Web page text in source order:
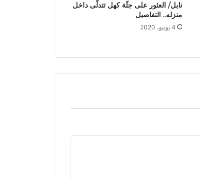
نابل/ العثور على جثّة كهل تتدلّى داخل
منزله.. التفاصيل
4 يونيو، 2020